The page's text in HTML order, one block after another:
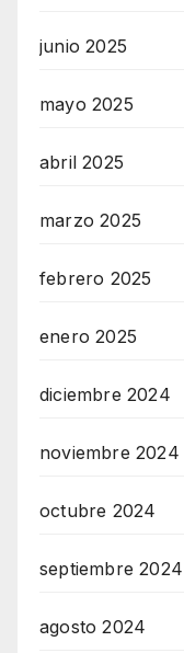
junio 2025
mayo 2025
abril 2025
marzo 2025
febrero 2025
enero 2025
diciembre 2024
noviembre 2024
octubre 2024
septiembre 2024
agosto 2024